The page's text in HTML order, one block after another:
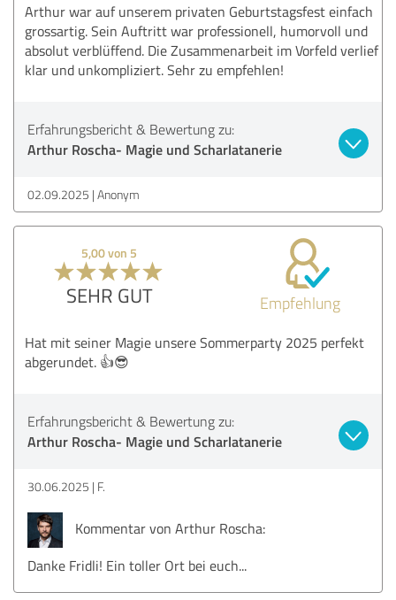
Arthur war auf unserem privaten Geburtstagsfest einfach
grossartig. Sein Auftritt war professionell, humorvoll und
absolut verblüffend. Die Zusammenarbeit im Vorfeld verlief
klar und unkompliziert. Sehr zu empfehlen!
Erfahrungsbericht & Bewertung zu:
Arthur Roscha- Magie und Scharlatanerie
02.09.2025 Anonym
5,00 von 5
SEHR GUT Empfehlung
Hat mit seiner Magie unsere Sommerparty 2025 perfekt
abgerundet. 👍😎
Erfahrungsbericht & Bewertung zu:
Arthur Roscha- Magie und Scharlatanerie
30.06.2025 F.
Kommentar von Arthur Roscha:
Danke Fridli! Ein toller Ort bei euch...